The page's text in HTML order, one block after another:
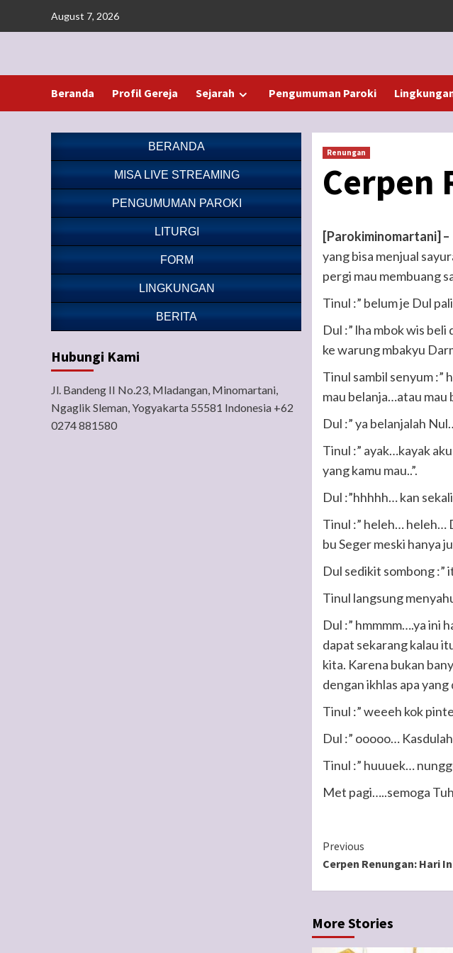
August 7, 2026
Beranda Profil Gereja Sejarah Pengumuman Paroki
Renungan
Cerpen
[Parokiminomartani] –
yang bisa menjual
pergi mau membuang
Tinul :” belum je Dul
Dul :” lha mbok wis
ke warung mbakyu
Tinul sambil senyum
mau belanja…atau
Dul :” ya belanjalah
Tinul :” ayak…kayak
yang kamu mau..”.
Dul :”hhhhh… kan
Tinul :” heleh… heleh…
bu Seger meski hanya
Dul sedikit sombong :”
Tinul langsung
Dul :” hmmmm….ya ini
dapat sekarang kalau
kita. Karena bukan
dengan ikhlas apa
Tinul :” weeeh kok
Dul :” ooooo…
Tinul :” huuuek…
Met pagi…..semoga
Continue
Reading
Previous
Cerpen Renungan: Hari
More Stories
BERANDA
MISA LIVE STREAMING
PENGUMUMAN PAROKI
LITURGI
FORM
LINGKUNGAN
BERITA
Hubungi Kami
Jl. Bandeng II No.23, Mladangan, Minomartani,
Ngaglik Sleman, Yogyakarta 55581 Indonesia +62
0274 881580